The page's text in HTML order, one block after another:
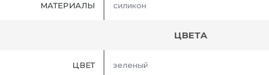
МАТЕРИАЛЫ силикон
ЦВЕТА
ЦВЕТ зеленый